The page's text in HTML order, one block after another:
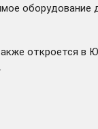
откроется в